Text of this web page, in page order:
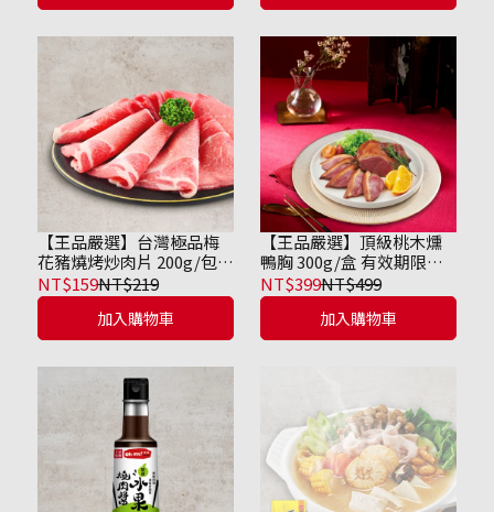
【王品嚴選】台灣極品梅
花豬燒烤炒肉片 200g/包
有限期限至2026/11/13
NT$159NT$219
加入購物車
【王品嚴選】頂級桃木燻
鴨胸 300g/盒 有效期限到
2026/11/03
NT$399NT$499
加入購物車